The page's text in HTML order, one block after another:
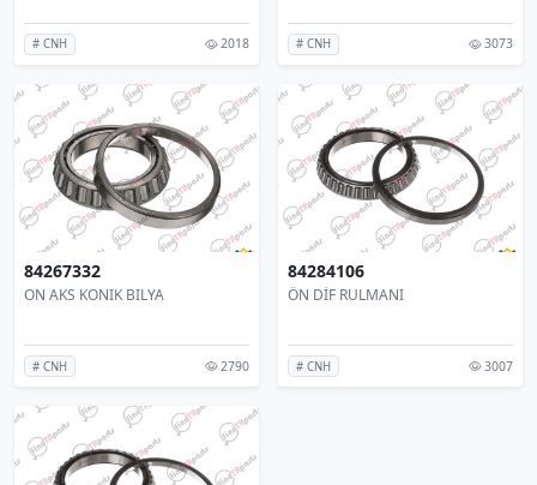
# CNH 2018 # CNH 3073
84267332
ON AKS KONIK BILYA
# CNH 2790
84284106
ÖN DİF RULMANI
# CNH 3007